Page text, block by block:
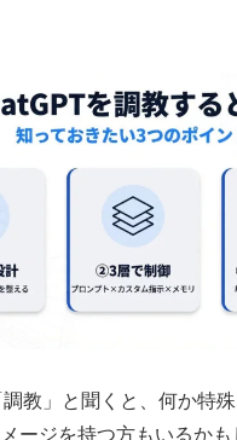
教」と聞くと、何か特
ージを持つ方もいるかも